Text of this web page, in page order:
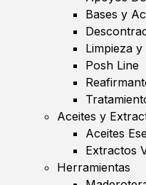
Bases y
Limpieza
Posh Line
Aceites y
Aceites
Extractos
Herramientas